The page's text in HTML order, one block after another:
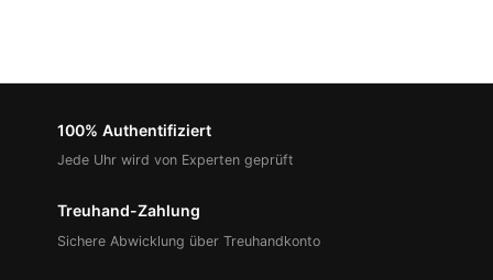
100% Authentifiziert
Jede Uhr wird von Experten geprüft
Treuhand-Zahlung
Sichere Abwicklung über Treuhandkonto